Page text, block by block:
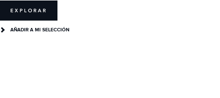
EXPLORAR
AÑADIR A MI SELECCIÓN